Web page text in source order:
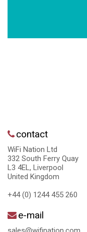
contact
WiFi Nation Ltd
332 South Ferry Quay
L3 4EL, Liverpool
United Kingdom
+44 (0) 1244 455 260
e-mail